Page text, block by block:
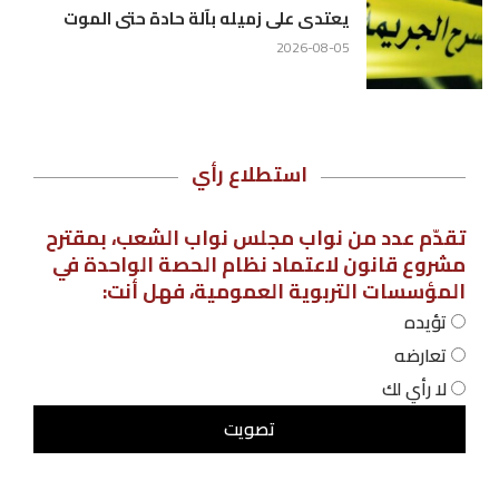
يعتدى على زميله بآلة حادة حتى الموت
2026-08-05
استطلاع رأي
تقدّم عدد من نواب مجلس نواب الشعب، بمقترح
مشروع قانون لاعتماد نظام الحصة الواحدة في
المؤسسات التربوية العمومية، فهل أنت:
تؤيده
تعارضه
لا رأي لك